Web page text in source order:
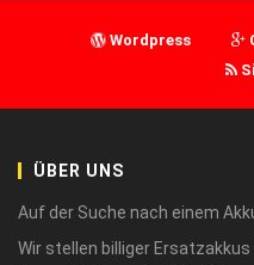
Wordpress
ÜBER UNS
Auf der Suche nach einem
Wir stellen billiger